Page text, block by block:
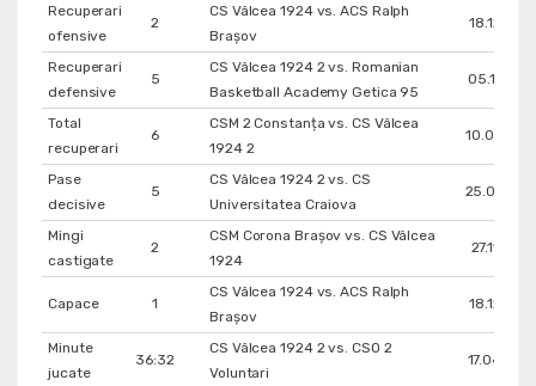
Recuperari
ofensive
2
CS Vâlcea 1924 vs. ACS Ralph
Brașov
Recuperari
defensive
5
CS Vâlcea 1924 2 vs. Romanian
Basketball Academy Getica 95
Total
recuperari
6
CSM 2 Constanța vs. CS Vâlcea
1924 2
Pase
decisive
5
CS Vâlcea 1924 2 vs. CS
Universitatea Craiova
Mingi
castigate
2
CSM Corona Braşov vs. CS Vâlcea
1924
27.11.2022
Capace 1
CS Vâlcea 1924 vs. ACS Ralph
Brașov
Minute
jucate
36:32
CS Vâlcea 1924 2 vs. CSO 2
Voluntari